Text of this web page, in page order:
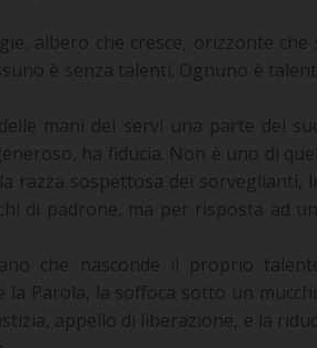
albero che cresce, orizzonte che si
è senza talenti. Ognuno è talento
mani dei servi una parte dei suoi
ha fiducia. Non è uno di quelli
sospettosa dei sorveglianti, lui
di padrone, ma per risposta ad una
che nasconde il proprio talento,
Parola, la soffoca sotto un mucchio
appello di liberazione, e la riduce